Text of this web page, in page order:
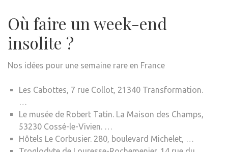
Où faire un week-end
insolite ?
Nos idées pour une semaine rare en France
Les Cabottes, 7 rue Collot, 21340 Transformation.
…
Le musée de Robert Tatin. La Maison des Champs,
53230 Cossé-le-Vivien. …
Hôtels Le Corbusier. 280, boulevard Michelet, …